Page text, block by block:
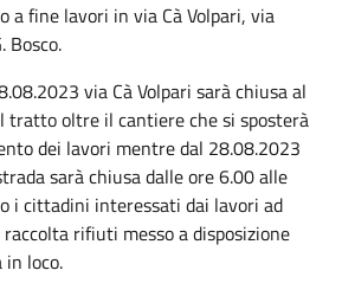
a fine lavori in via Cà Volpari, via
Bosco.
via Cà Volpari sarà chiusa al
tratto oltre il cantiere che si sposterà
dei lavori mentre dal 28.08.2023
sarà chiusa dalle ore 6.00 alle
i cittadini interessati dai lavori ad
rifiuti messo a disposizione
in loco.